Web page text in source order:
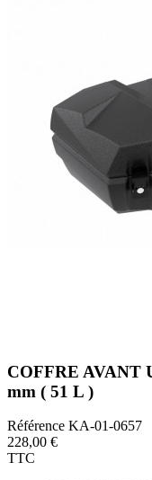
COFFRE AVANT
mm ( 51 L )
Référence KA-01-0657
228,00 €
TTC